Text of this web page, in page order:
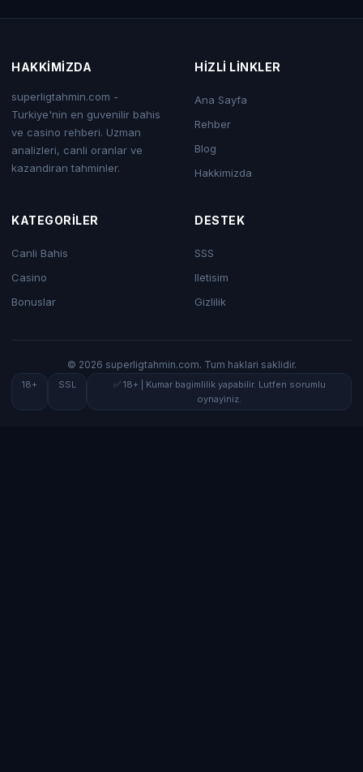
HAKKIMIZDA
superligtahmin.com -
Turkiye'nin en guvenilir bahis
ve casino rehberi. Uzman
analizleri, canli oranlar ve
kazandiran tahminler.
HIZLI LINKLER
Ana Sayfa
Rehber
Blog
Hakkimizda
KATEGORILER
Canli Bahis
Casino
Bonuslar
DESTEK
SSS
Iletisim
Gizlilik
© 2026 superligtahmin.com. Tum haklari saklidir.
18+ SSL
✅ 18+ | Kumar bagimlilik yapabilir. Lutfen sorumlu
oynayiniz.